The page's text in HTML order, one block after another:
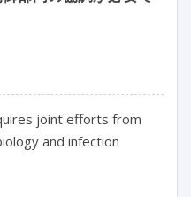
joint efforts from
and infection